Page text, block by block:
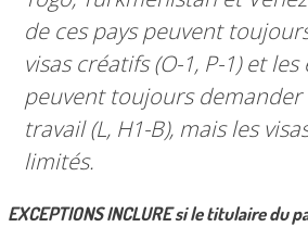
de ces pays peuvent
visas créatifs (O-1, P-1) et
peuvent toujours demander
travail (L, H1-B), mais les
limités.
EXCEPTIONS INCLURE si le titulaire du